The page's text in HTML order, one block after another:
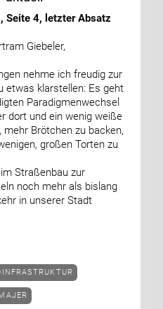
Seite 4, letzter Absatz
Giebeler,
nehme ich freudig zur
etwas klarstellen: Es geht
Paradigmenwechsel
dort und ein wenig weiße
mehr Brötchen zu backen,
großen Torten zu
Straßenbau zur
noch mehr als bislang
in unserer Stadt